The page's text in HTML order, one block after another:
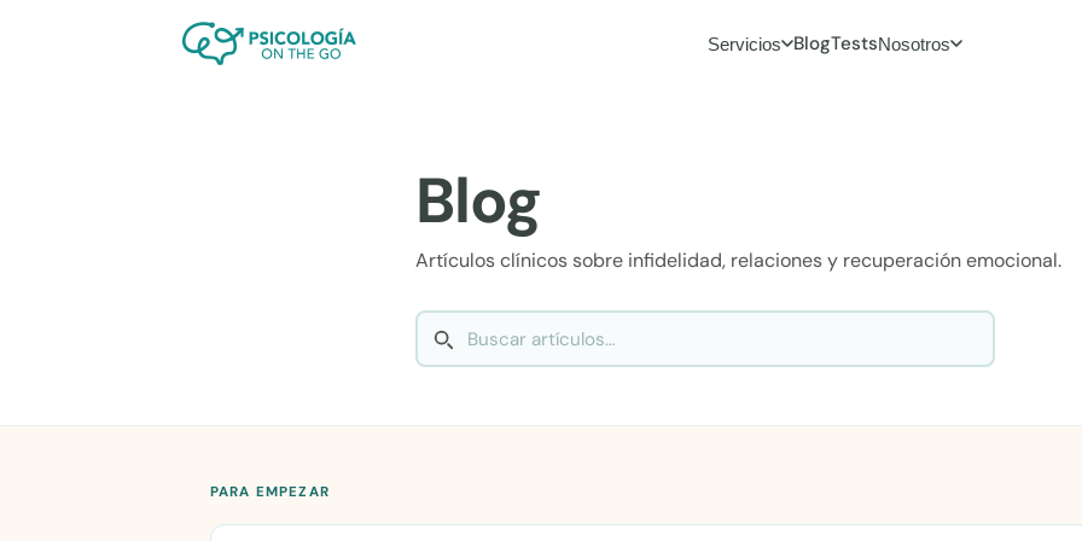
Servicios BlogTestsNosotros
Blog
Artículos clínicos sobre infidelidad, relaciones y recuperación emocional.
PARA EMPEZAR